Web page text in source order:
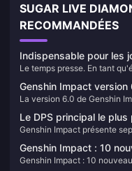
SUGAR LIVE
RECOMMANDÉES
Indispensable pour les
guide de migration
en 2026
Le temps presse. En tant
ans, je dois dire que l'arrêt
considérable pour de
allons résoudre cela étape
Genshin Impact
détaillées – La fonction
est en ligne, les
permanents !
La version 6.0 de Genshin
telles que le verrouillage
événements de Récits,
emplacements et la pré-
Le DPS principal le
élément — Feu féroce,
Genshin Impact présente
allons examiner qui se
Genshin Impact : 10
révélés ! Bannière
Genshin Impact : 10